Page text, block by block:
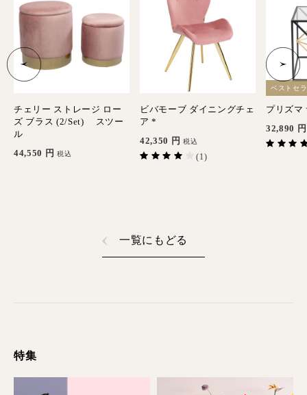
チェリー ストレージ ロー
ズ ブラス (2/Set) スツー
ル
44,550 円 税込
ビバモーブ ダイニングチェ
ア *
42,350 円 税込
(1)
ベストセ
プリズマ
32,890 円
一覧にもどる
特集